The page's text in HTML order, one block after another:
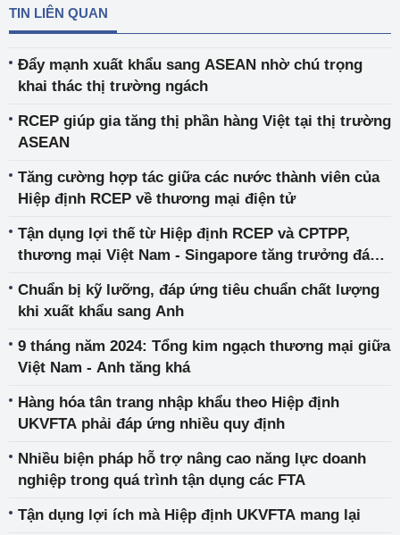
TIN LIÊN QUAN
Đẩy mạnh xuất khẩu sang ASEAN nhờ chú trọng
khai thác thị trường ngách
RCEP giúp gia tăng thị phần hàng Việt tại thị trường
ASEAN
Tăng cường hợp tác giữa các nước thành viên của
Hiệp định RCEP về thương mại điện tử
Tận dụng lợi thế từ Hiệp định RCEP và CPTPP,
thương mại Việt Nam - Singapore tăng trưởng đáng
Chuẩn bị kỹ lưỡng, đáp ứng tiêu chuẩn chất lượng
khi xuất khẩu sang Anh
9 tháng năm 2024: Tổng kim ngạch thương mại giữa
Việt Nam - Anh tăng khá
Hàng hóa tân trang nhập khẩu theo Hiệp định
UKVFTA phải đáp ứng nhiều quy định
Nhiều biện pháp hỗ trợ nâng cao năng lực doanh
nghiệp trong quá trình tận dụng các FTA
Tận dụng lợi ích mà Hiệp định UKVFTA mang lại